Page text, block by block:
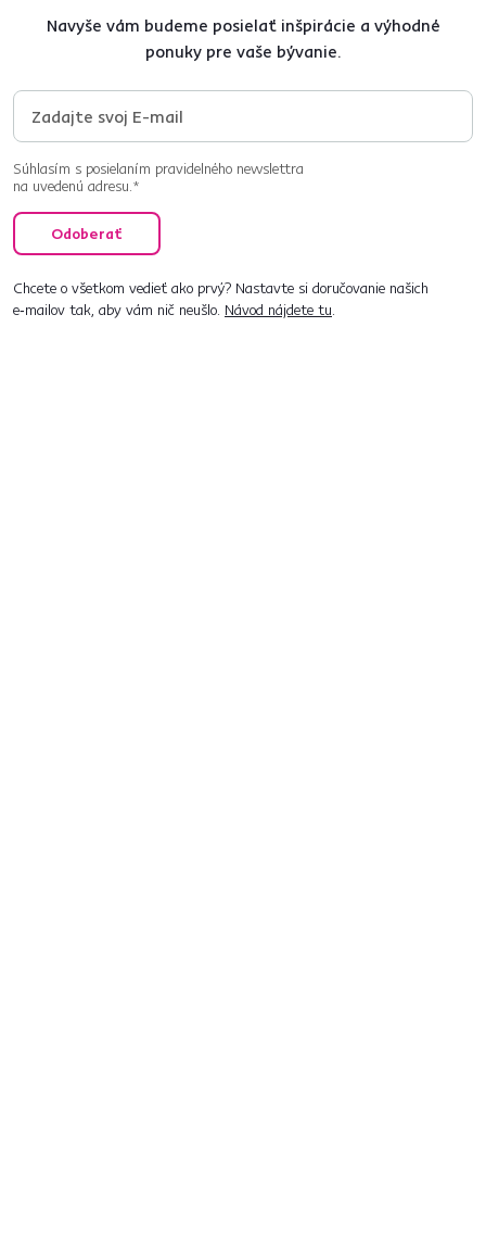
Navyše vám budeme posielať inšpirácie a výhodné
ponuky pre vaše bývanie.
Súhlasím s posielaním pravidelného newslettra
na uvedenú adresu.*
Odoberať
Chcete o všetkom vedieť ako prvý? Nastavte si doručovanie našich
e‑mailov tak, aby vám nič neušlo. Návod nájdete tu.